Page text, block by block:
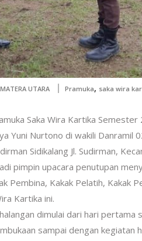
UTARA Pramuka, saka wira
Saka Wira Kartika
Yuni Nurtono di wakili Danramil
Sidikalang Jl. Sudirman,
pimpin upacara penutupan
Pembina, Kakak Pelatih, Kakak
Kartika ini.
dimulai dari hari pertama
sampai dengan kegiatan